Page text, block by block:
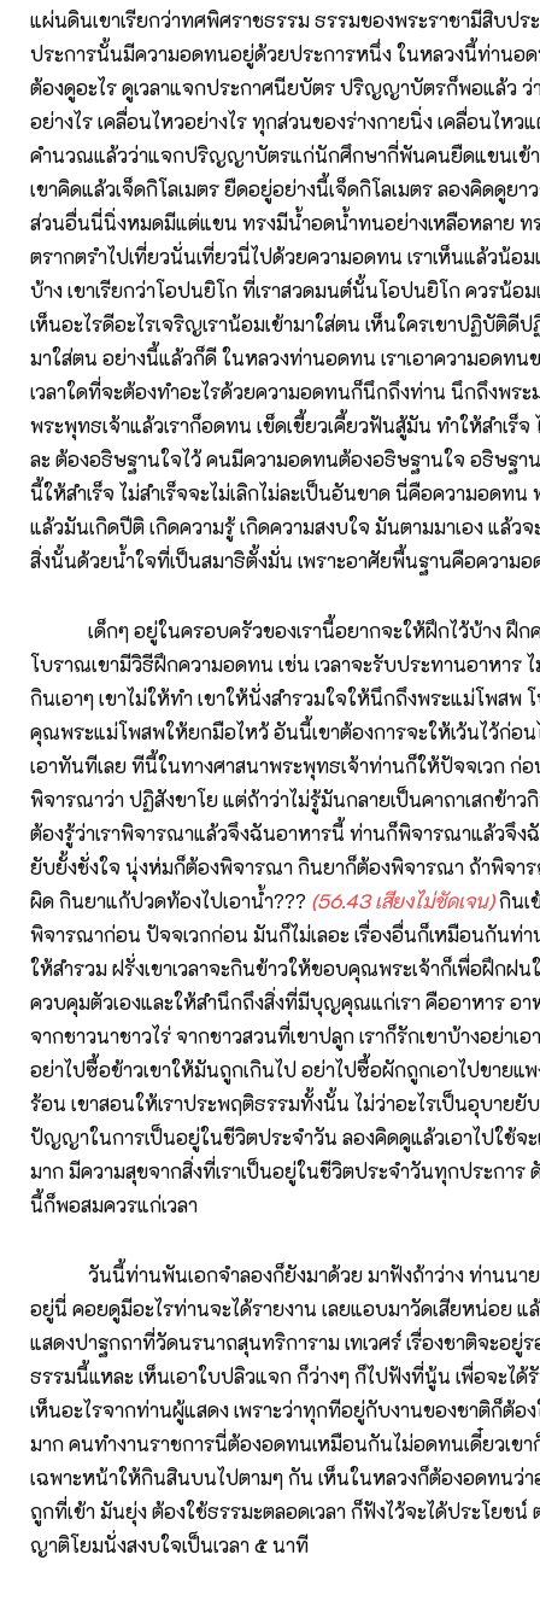
แผ่นดินเขาเรียกว่าทศพิศราชธรรม ธรรมของพระราชามีสิบปร
ประการนั้นมีความอดทนอยู่ด้วยประการหนึ่ง ในหลวงนี้ท่านอ
ต้องดูอะไร ดูเวลาแจกประกาศนียบัตร ปริญญาบัตรก็พอแล้ว ว่
อย่างไร เคลื่อนไหวอย่างไร ทุกส่วนของร่างกายนิ่ง เคลื่อนไห
คำนวณแล้วว่าแจกปริญญาบัตรแก่นักศึกษากี่พันคนยืดแขนเข้า
เขาคิดแล้วเจ็ดกิโลเมตร ยืดอยู่อย่างนี้เจ็ดกิโลเมตร ลองคิดดูย
ส่วนอื่นนี่นิ่งหมดมีแต่แขน ทรงมีน้ำอดน้ำทนอย่างเหลือหลาย ท
ตรากตรำไปเที่ยวนั่นเที่ยวนี่ไปด้วยความอดทน เราเห็นแล้วน้อม
บ้าง เขาเรียกว่าโอปนยิโก ที่เราสวดมนต์นั้นโอปนยิโก ควรน้อ
เห็นอะไรดีอะไรเจริญเราน้อมเข้ามาใส่ตน เห็นใครเขาปฏิบัติดี
มาใส่ตน อย่างนี้แล้วก็ดี ในหลวงท่านอดทน เราเอาความอดทน
เวลาใดที่จะต้องทำอะไรด้วยความอดทนก็นึกถึงท่าน นึกถึงพร
พระพุทธเจ้าแล้วเราก็อดทน เข็ดเขี้ยวเคี้ยวฟันสู้มัน ทำให้สำเร็จ
ละ ต้องอธิษฐานใจไว้ คนมีความอดทนต้องอธิษฐานใจ อธิษฐาน
นี้ให้สำเร็จ ไม่สำเร็จจะไม่เลิกไม่ละเป็นอันขาด นี่คือความอดท
แล้วมันเกิดปีติ เกิดความรู้ เกิดความสงบใจ มันตามมาเอง แล้ว
สิ่งนั้นด้วยน้ำใจที่เป็นสมาธิตั้งมั่น เพราะอาศัยพื้นฐานคือความ
เด็กๆ อยู่ในครอบครัวของเรานี้อยากจะให้ฝึกไว้บ้าง ฝึก
โบราณเขามีวิธีฝึกความอดทน เช่น เวลาจะรับประทานอาหาร
กินเอาๆ เขาไม่ให้ทำ เขาให้นั่งสำรวมใจให้นึกถึงพระแม่โพสพ
คุณพระแม่โพสพให้ยกมือไหว้ อันนี้เขาต้องการจะให้เว้นไว้ก่อ
เอาทันทีเลย ทีนี้ในทางศาสนาพระพุทธเจ้าท่านก็ให้ปัจจเวก ก่
พิจารณาว่า ปฏิสังขาโย แต่ถ้าว่าไม่รู้มันกลายเป็นคาถาเสกข้าว
ต้องรู้ว่าเราพิจารณาแล้วจึงฉันอาหารนี้ ท่านก็พิจารณาแล้วจึง
ยับยั้งชั่งใจ นุ่งห่มก็ต้องพิจารณา กินยาก็ต้องพิจารณา ถ้าพิจา
ผิด กินยาแก้ปวดท้องไปเอาน้ำ??? (56.43 เสียงไม่ชัดเจน)กินเ
พิจารณาก่อน ปัจจเวกก่อน มันก็ไม่เลอะ เรื่องอื่นก็เหมือนกันท่
ให้สำรวม ฝรั่งเขาเวลาจะกินข้าวให้ขอบคุณพระเจ้าก็เพื่อฝึกฝ
ควบคุมตัวเองและให้สำนึกถึงสิ่งที่มีบุญคุณแก่เรา คืออาหาร อา
จากชาวนาชาวไร่ จากชาวสวนที่เขาปลูก เราก็รักเขาบ้างอย่าเอ
อย่าไปซื้อข้าวเขาให้มันถูกเกินไป อย่าไปซื้อผักถูกเอาไปขายแ
ร้อน เขาสอนให้เราประพฤติธรรมทั้งนั้น ไม่ว่าอะไรเป็นอุบายยั
ปัญญาในการเป็นอยู่ในชีวิตประจำวัน ลองคิดดูแล้วเอาไปใช้จ
มาก มีความสุขจากสิ่งที่เราเป็นอยู่ในชีวิตประจำวันทุกประการ
นี้ก็พอสมควรแก่เวลา
วันนี้ท่านพันเอกจำลองก็ยังมาด้วย มาฟังถ้าว่าง ท่านนาย
อยู่นี่ คอยดูมีอะไรท่านจะได้รายงาน เลยแอบมาวัดเสียหน่อย
แสดงปาฐกถาที่วัดนรนาถสุนทริการาม เทเวศร์ เรื่องชาติจะอยู่
ธรรมนี้แหละ เห็นเอาใบปลิวแจก ก็ว่างๆ ก็ไปฟังที่นู้น เพื่อจะได้
เห็นอะไรจากท่านผู้แสดง เพราะว่าทุกทีอยู่กับงานของชาติก็ต้อ
มาก คนทำงานราชการนี่ต้องอดทนเหมือนกันไม่อดทนเดี๋ยวเขา
เฉพาะหน้าให้กินสินบนไปตามๆ กัน เห็นในหลวงก็ต้องอดทนว่า
ถูกที่เข้า มันยุ่ง ต้องใช้ธรรมะตลอดเวลา ก็ฟังไว้จะได้ประโยช
ญาติโยมนั่งสงบใจเป็นเวลา ๕ นาที